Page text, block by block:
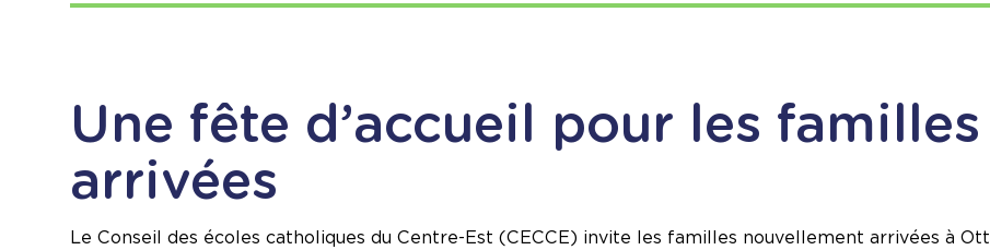
Une fête d’accueil pour les
arrivées
Le Conseil des écoles catholiques du Centre-Est (CECCE) invite les familles nouvellement arrivées à